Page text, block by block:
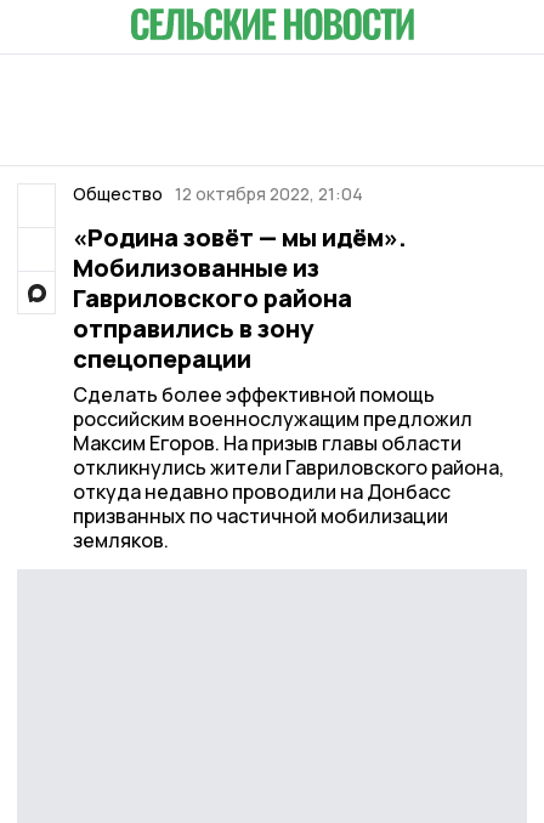
Общество 12 октября 2022, 21:04
«Родина зовёт — мы идём».
Мобилизованные из
Гавриловского района
отправились в зону
спецоперации
Сделать более эффективной помощь
российским военнослужащим предложил
Максим Егоров. На призыв главы области
откликнулись жители Гавриловского района,
откуда недавно проводили на Донбасс
призванных по частичной мобилизации
земляков.